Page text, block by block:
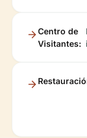
Centro de
Visitantes: